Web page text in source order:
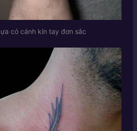
có cánh kín tay đơn sắc